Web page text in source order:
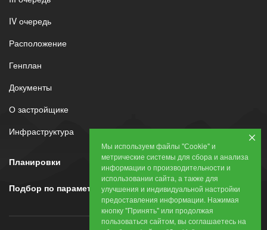
IV очередь
Расположение
Генплан
Документы
О застройщике
Инфраструктура
Планировки
Подбор по параметрам
Мы используем файлы "Сookie" и
метрические системы для сбора и анализа
информации о производительности и
использовании сайта, а также для
улучшения и индивидуальной настройки
предоставления информации. Нажимая
кнопку "Принять" или продолжая
пользоваться сайтом, вы соглашаетесь на